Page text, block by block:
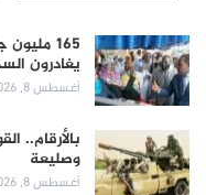
يغادرون
أغسطس 8, 2026
بالأرقام..
وصليعة
أغسطس 8, 2026